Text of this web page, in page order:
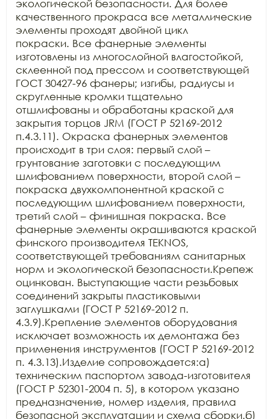
экологической безопасности. Для более
качественного прокраса все металлические
элементы проходят двойной цикл
покраски. Все фанерные элементы
изготовлены из многослойной влагостойкой,
склеенной под прессом и соответствующей
ГОСТ 30427-96 фанеры; изгибы, радиусы и
скругленные кромки тщательно
отшлифованы и обработаны краской для
закрытия торцов JRM (ГОСТ Р 52169-2012
п.4.3.11). Окраска фанерных элементов
происходит в три слоя: первый слой –
грунтование заготовки с последующим
шлифованием поверхности, второй слой –
покраска двухкомпонентной краской с
последующим шлифованием поверхности,
третий слой – финишная покраска. Все
фанерные элементы окрашиваются краской
финского производителя TEKNOS,
соответствующей требованиям санитарных
норм и экологической безопасности.Крепеж
оцинкован. Выступающие части резьбовых
соединений закрыты пластиковыми
заглушками (ГОСТ Р 52169-2012 п.
4.3.9).Крепление элементов оборудования
исключает возможность их демонтажа без
применения инструментов (ГОСТ Р 52169-2012
п. 4.3.13).Изделие сопровождается:а)
техническим паспортом завода-изготовителя
(ГОСТ Р 52301-2004 п. 5), в котором указано
предназначение, номер изделия, правила
безопасной эксплуатации и схема сборки.б)